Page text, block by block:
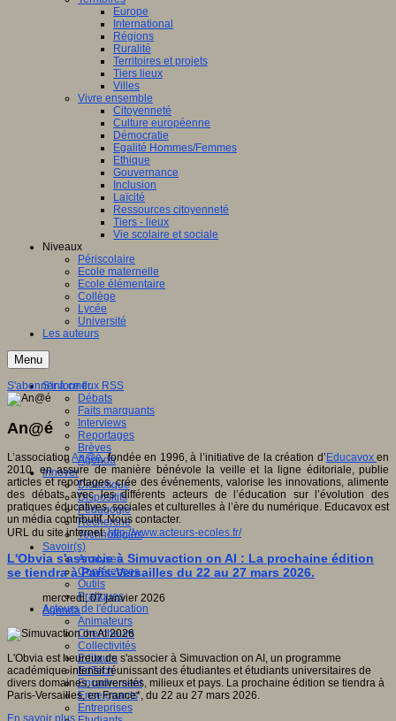
Europe
International
Régions
Ruralité
Territoires et projets
Tiers lieux
Villes
Vivre ensemble
Citoyenneté
Culture européenne
Démocratie
Egalité Hommes/Femmes
Ethique
Gouvernance
Inclusion
Laïcité
Ressources citoyenneté
Tiers - lieux
Vie scolaire et sociale
Niveaux
Périscolaire
Ecole maternelle
Ecole élémentaire
Collège
Lycée
Université
Les auteurs
Menu
S'informer
Débats
Faits marquants
Interviews
Reportages
Brèves
Agenda
Innover
Didactique
Dispositifs
Pédagogie
Recherche
Technologies
Savoir(s)
Analyses
Conférences
Outils
Pratiques
Acteurs de l'éducation
Animateurs
Chercheurs
Collectivités
Editeurs
EdTech
Encadrement
Enseignants
Entreprises
S'abonner à ce flux RSS
An@é
L’associationAn@é, fondée en 1996, à l’initiative de la création d’Educavoxen
2010, en assure de manière bénévole la veille et la ligne éditoriale, publie
articles et reportages, crée des événements, valorise les innovations, alimente
des débats avec les différents acteurs de l’éducation sur l’évolution des
pratiques éducatives, sociales et culturelles à l’ère du numérique. Educavox est
un média contributif. Nous contacter.
URL du site internet:http://www.acteurs-ecoles.fr/
L'Obvia s'associe à Simuvaction on AI : La prochaine édition
se tiendra à Paris-Versailles du 22 au 27 mars 2026.
mercredi, 07 janvier 2026
Agenda
L'Obvia est heureux de s'associer à Simuvaction on AI, un programme
académique intensif réunissant des étudiantes et étudiants universitaires de
divers domaines, universités, milieux et pays. La prochaine édition se tiendra à
Paris-Versailles, en France*, du 22 au 27 mars 2026.
En savoir plus...